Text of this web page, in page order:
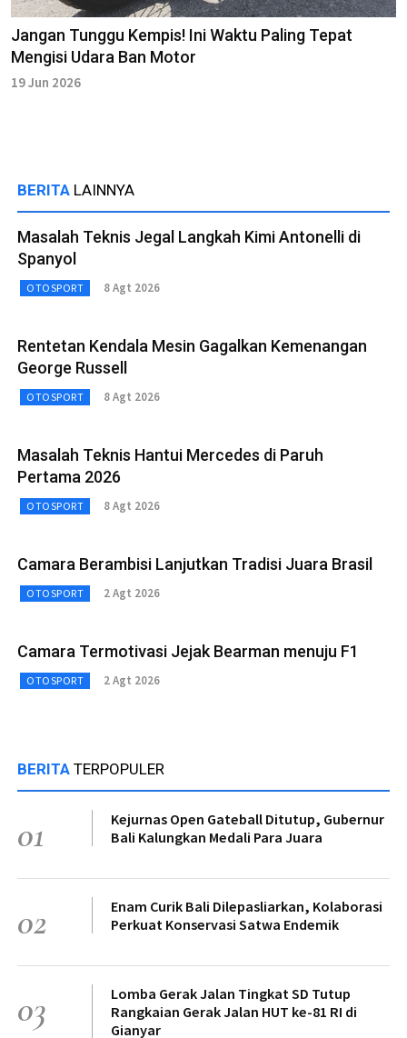
Jangan Tunggu Kempis! Ini Waktu Paling Tepat
Mengisi Udara Ban Motor
19 Jun 2026
BERITA LAINNYA
Masalah Teknis Jegal Langkah Kimi Antonelli di
Spanyol
OTOSPORT 8 Agt 2026
Rentetan Kendala Mesin Gagalkan Kemenangan
George Russell
OTOSPORT 8 Agt 2026
Masalah Teknis Hantui Mercedes di Paruh
Pertama 2026
OTOSPORT 8 Agt 2026
Camara Berambisi Lanjutkan Tradisi Juara Brasil
OTOSPORT 2 Agt 2026
Camara Termotivasi Jejak Bearman menuju F1
OTOSPORT 2 Agt 2026
BERITA TERPOPULER
01
Kejurnas Open Gateball Ditutup, Gubernur
Bali Kalungkan Medali Para Juara
02
Enam Curik Bali Dilepasliarkan, Kolaborasi
Perkuat Konservasi Satwa Endemik
03
Lomba Gerak Jalan Tingkat SD Tutup
Rangkaian Gerak Jalan HUT ke-81 RI di
Gianyar